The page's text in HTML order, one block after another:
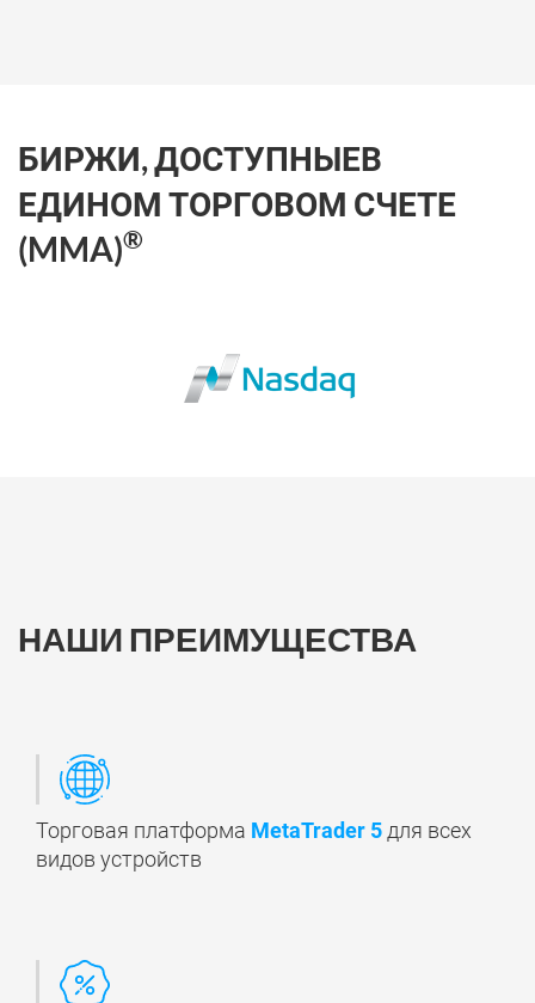
БИРЖИ, ДОСТУПНЫЕВ
ЕДИНОМ ТОРГОВОМ СЧЕТЕ
(MMA)®
НАШИ ПРЕИМУЩЕСТВА
Торговая платформа MetaTrader 5 для всех
видов устройств